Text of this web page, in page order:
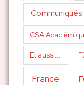
CSA
Et aussi...
France